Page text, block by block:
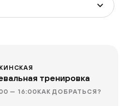
тренировка
— 16:00КАК ДОБРАТЬСЯ?